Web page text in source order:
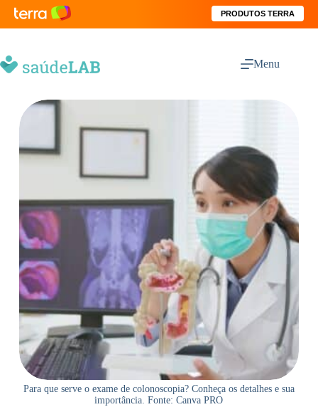
PRODUTOS TERRA
Menu
Para que serve o exame de colonoscopia? Conheça os detalhes e sua
importância. Fonte: Canva PRO